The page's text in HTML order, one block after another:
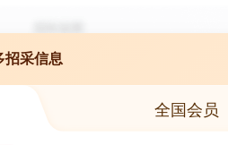
招采信息
全国会员